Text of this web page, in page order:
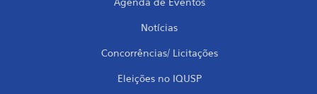
Notícias
Concorrências/ Licitações
Eleições no IQUSP